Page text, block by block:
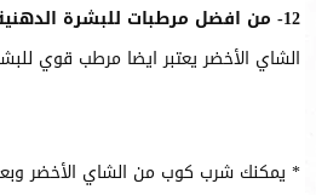
12- من افضل مرطبات للبشرة الدهنية الشاي الأخضر :
الشاي الأخضر يعتبر ايضا مرطب قوي
* يمكنك شرب كوب من الشاي الأخضر